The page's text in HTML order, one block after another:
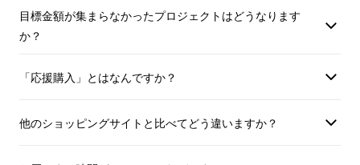
目標金額が集まらなかったプロジェクトはどうなります
か？
「応援購入」とはなんですか？
他のショッピングサイトと比べてどう違いますか？